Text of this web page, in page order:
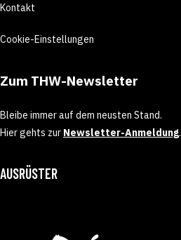
Kontakt
Cookie-Einstellungen
Zum THW-Newsletter
Bleibe immer auf dem neusten Stand.
Hier gehts zur Newsletter-Anmeldung.
AUSRÜSTER